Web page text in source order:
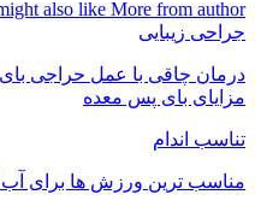
also like More from author
جراحی زیبایی
درمان چاقی با عمل حراجی
مزایای بای پس معده
تناسب اندام
مناسب ترین ورزش ها برای